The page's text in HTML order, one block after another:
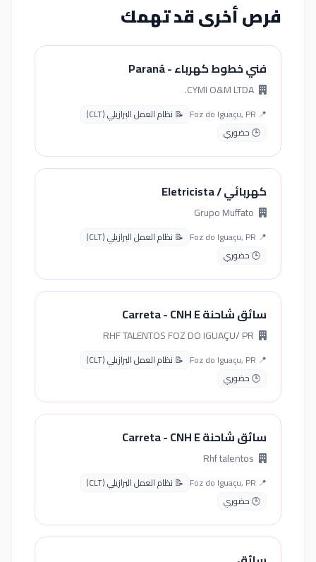
فرص أخرى قد تهمك
فني خطوط كهرباء - Paraná
📍 Foz do Iguaçu, PR
📝 نظام العمل البرازيلي (CLT)
🕒 حضوري
كهربائي / Eletricista
📍 Foz do Iguaçu, PR
📝 نظام العمل البرازيلي (CLT)
🕒 حضوري
سائق شاحنة Carreta - CNH E
📍 Foz do Iguaçu, PR
📝 نظام العمل البرازيلي (CLT)
🕒 حضوري
سائق شاحنة Carreta - CNH E
📍 Foz do Iguaçu, PR
📝 نظام العمل البرازيلي (CLT)
🕒 حضوري